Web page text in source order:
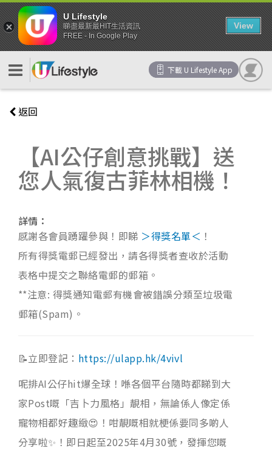
下載 U Lifestyle App
返回
【AI公仔創意挑戰】送
您人氣復古菲林相機！
詳情：
感謝各會員踴躍參與！即睇 ＞得獎名單＜ ！
所有得獎電郵已經發出，請各得獎者查收於活動
表格中提交之聯絡電郵的郵箱。
**注意: 得獎通知電郵有機會被錯誤分類至垃圾電
郵箱(Spam)。
📝立即登記： https://ulapp.hk/4vivl
呢排AI公仔hit爆全球！喺各個平台隨時都睇到大
家Post嘅「吉卜力風格」靚相，無論係人像定係
寵物相都好趣緻😍！咁靚嘅相就梗係要同多啲人
分享啦✨！即日起至2025年4月30號，發揮您嘅
U Lifestyle
睇盡最新最HIT生活資訊
FREE - In Google Play
View